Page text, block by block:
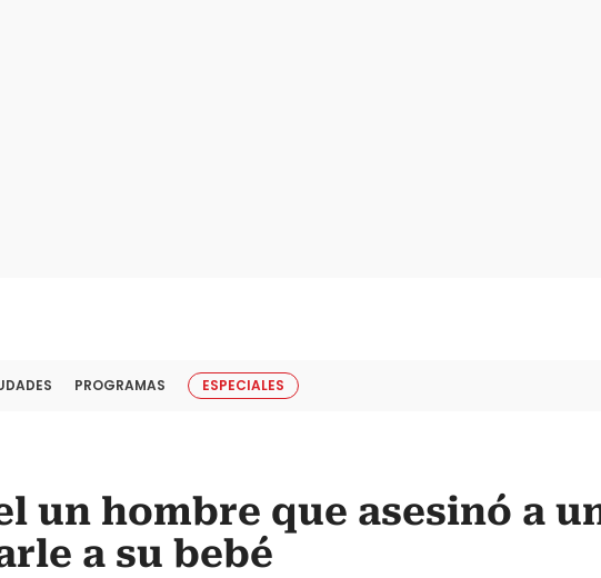
PROGRAMAS ESPECIALES
un hombre que asesinó a
a su bebé